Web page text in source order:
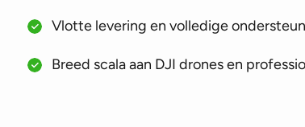
Vlotte levering en volledige
Breed scala aan DJI drones en